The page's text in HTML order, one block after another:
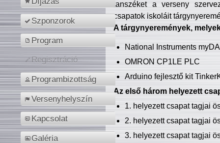
Szponzorok
Program
Regisztráció
Programbizottság
Versenyhelyszín
Kapcsolat
Galéria
tanszéket a verseny
csapatok iskoláit
A tárgynyeremények,
National Instruments
OMRON CP1LE PLC
Arduino fejlesztő kit
Az első három helyezett
1. helyezett csapat tagjai
2. helyezett csapat tagjai
3. helyezett csapat tagjai